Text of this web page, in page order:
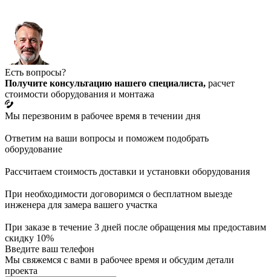
Есть вопросы?
Получите консультацию нашего специалиста, расчет
стоимости оборудования и монтажа
Мы перезвоним в рабочее время в течении дня
Ответим на ваши вопросы и поможем подобрать
оборудование
Рассчитаем стоимость доставки и установки оборудования
При необходимости договоримся о бесплатном выезде
инженера для замера вашего участка
При заказе в течение 3 дней после обращения мы предоставим
скидку 10%
Введите ваш телефон
Мы свяжемся с вами в рабочее время и обсудим детали
проекта